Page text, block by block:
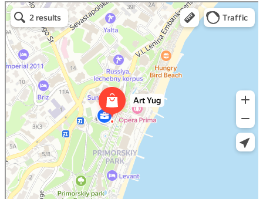
Art Space Lotos
Art studio in Yalta
Exhibition center in Yalta